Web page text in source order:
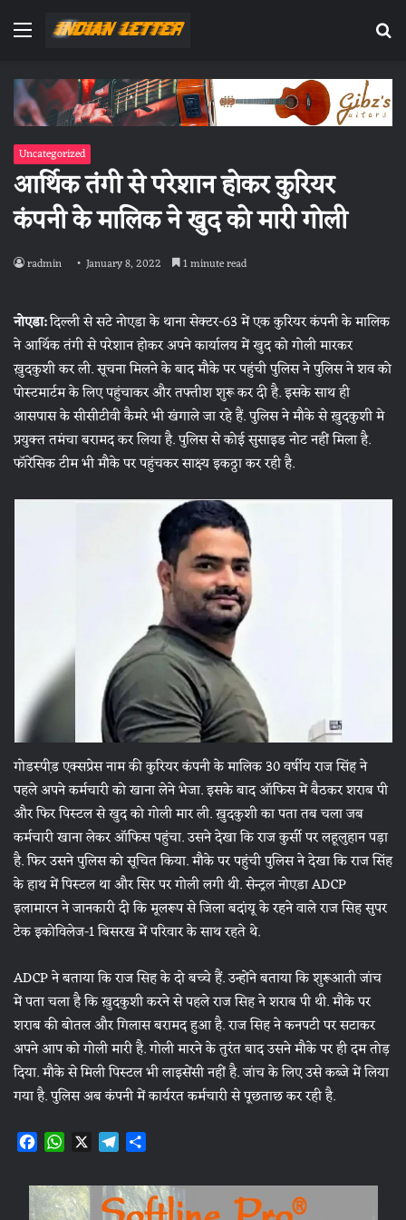
Menu
Uncategorized
आर्थिक तंगी से परेशान होकर कुरियर
कंपनी के मालिक ने खुद को मारी गोली
radmin January 8, 2022 1 minute read
नोएडा:दिल्ली से सटे नोएडा के थाना सेक्टर-63 में एक कुरियर कंपनी के मालिक
ने आर्थिक तंगी से परेशान होकर अपने कार्यालय में खुद को गोली मारकर
ख़ुदकुशी कर ली. सूचना मिलने के बाद मौके पर पहुंची पुलिस ने पुलिस ने शव को
पोस्टमार्टम के लिए पहुंचाकर और तफ्तीश शुरू कर दी है. इसके साथ ही
आसपास के सीसीटीवी कैमरे भी खंगाले जा रहे हैं. पुलिस ने मौके से ख़ुदकुशी मे
प्रयुक्त तमंचा बरामद कर लिया है. पुलिस से कोई सुसाइड नोट नहीं मिला है.
फॉरेंसिक टीम भी मौके पर पहुंचकर साक्ष्य इकठ्ठा कर रही है.
गोडस्पी़ड एक्सप्रेस नाम की कुरियर कंपनी के मालिक 30 वर्षीय राज सिंह ने
पहले अपने कर्मचारी को खाना लेने भेजा. इसके बाद ऑफिस में बैठकर शराब पी
और फिर पिस्टल से खुद को गोली मार ली. ख़ुदकुशी का पता तब चला जब
कर्मचारी खाना लेकर ऑफिस पहुंचा. उसने देखा कि राज कुर्सी पर लहूलुहान पड़ा
है. फिर उसने पुलिस को सूचित किया. मौके पर पहुंची पुलिस ने देखा कि राज सिंह
के हाथ में पिस्टल था और सिर पर गोली लगी थी. सेन्ट्रल नोएडा ADCP
इलामारन ने जानकारी दी कि मूलरूप से जिला बदांयू के रहने वाले राज सिह सुपर
टेक इकोविलेज-1 बिसरख में परिवार के साथ रहते थे.
ADCP ने बताया कि राज सिह के दो बच्चे हैं. उन्होंने बताया कि शुरूआती जांच
में पता चला है कि ख़ुदकुशी करने से पहले राज सिह ने शराब पी थी. मौके पर
शराब की बोतल और गिलास बरामद हुआ है. राज सिह ने कनपटी पर सटाकर
अपने आप को गोली मारी है. गोली मारने के तुरंत बाद उसने मौके पर ही दम तोड़
दिया. मौके से मिली पिस्टल भी लाइसेंसी नहीं है. जांच के लिए उसे कब्जे में लिया
गया है. पुलिस अब कंपनी में कार्यरत कर्मचारी से पूछताछ कर रही है.
F
c
e
W
a
t
X T
l
e
a
r